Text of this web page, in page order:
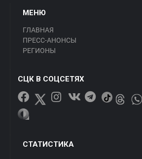
МЕНЮ
ГЛАВНАЯ
ПРЕСС-АНОНСЫ
РЕГИОНЫ
СЦК В СОЦСЕТЯХ
СТАТИСТИКА